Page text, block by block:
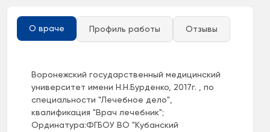
О враче Профиль работы Отзывы
Воронежский государственный медицинский
университет имени Н.Н.Бурденко, 2017г. , по
специальности "Лечебное дело",
квалификация "Врач лечебник";
Ординатура:ФГБОУ ВО "Кубанский